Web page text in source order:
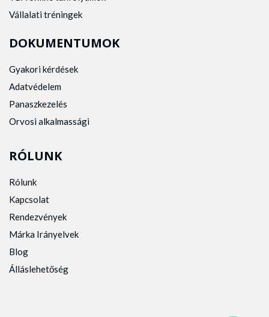
Vállalati tréningek
DOKUMENTUMOK
Gyakori kérdések
Adatvédelem
Panaszkezelés
Orvosi alkalmassági
RÓLUNK
Rólunk
Kapcsolat
Rendezvények
Márka Irányelvek
Blog
Álláslehetőség